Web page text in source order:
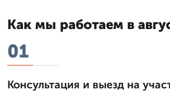
Как мы работаем в
01
Консультация и выезд на